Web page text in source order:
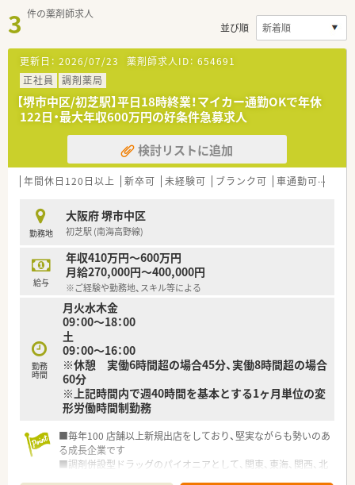
3 件の薬剤師求人
並び順
更新日： 2026/07/23 薬剤師求人ID： 654691
正社員
調剤薬局
【堺市中区/初芝駅】平日18時終業！マイカー通勤OKで年休
122日・最大年収600万円の好条件急募求人
検討リストに追加
年間休日120日以上 新卒可 未経験可 ブランク可 車通勤可
勤務地
大阪府 堺市中区
初芝駅 (南海高野線)
給与
年収410万円～600万円
月給270,000円～400,000円
※ご経験や勤務地、スキル等による
勤務
時間
月火水木金
09：00～18：00
土
09：00～16：00
※休憩 実働6時間超の場合45分、実働8時間超の場合
60分
※上記時間内で週40時間を基本とする1ヶ月単位の変
形労働時間制勤務
■毎年100 店舗以上新規出店をしており、堅実ながらも勢いのあ
る成長企業です
■調剤併設型ドラッグのパイオニアとして、関東、東海、関西、北